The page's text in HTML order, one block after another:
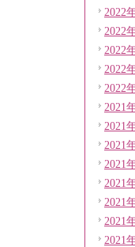
2022
2022
2022
2022
2022
2021
2021
2021
2021
2021
2021
2021
2021